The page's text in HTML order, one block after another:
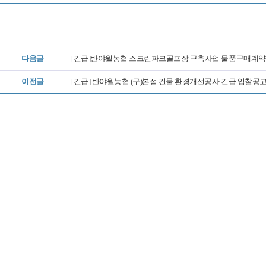
다음글 [긴급]반야월농협 스크린파크골프장 구축사업 물품구매계
이전글 [긴급] 반야월농협 (구)본점 건물 환경개선공사 긴급 입찰공